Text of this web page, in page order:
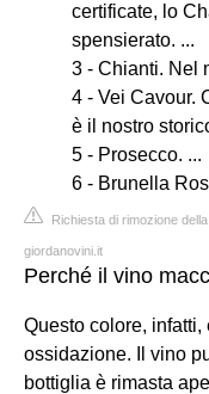
certificate, lo
spensierato. ...
3 - Chianti. Nel
4 - Vei Cavour.
è il nostro
5 - Prosecco. ...
6 - Brunella
Richiesta di rimozione
giordanovini.it
Perché il vino
Questo colore,
ossidazione. Il vino
bottiglia è rimasta